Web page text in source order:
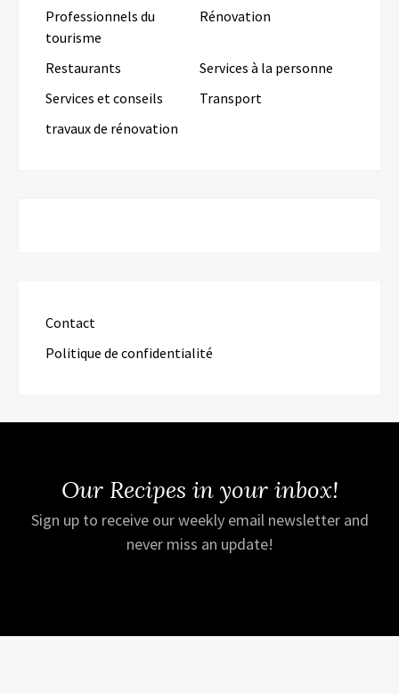
Professionnels du
tourisme
Rénovation
Restaurants
Services à la personne
Services et conseils
Transport
travaux de rénovation
Contact
Politique de confidentialité
Our Recipes in your inbox!
Sign up to receive our weekly email newsletter and
never miss an update!